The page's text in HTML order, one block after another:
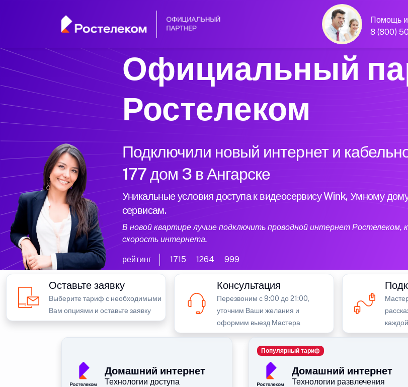
Помощь
8 (800)
Официальный
Ростелеком
Подключили новый интернет и
177 дом 3 в Ангарске
Уникальные условия доступа к видеосервису Wink, Умному
сервисам.
В новой квартире лучше подключить проводной интернет
скорость интернета.
рейтинг 1715 1264 999
Оставьте заявку
Выберите тариф с необходимыми
Вам опциями и оставьте заявку
Консультация
Перезвоним с 9:00 до 21:00,
уточним Ваши желания и
оформим выезд Мастера
Домашний интернет
Технологии доступа
Домашний интернет
Технологии развлечения
Популярный тариф